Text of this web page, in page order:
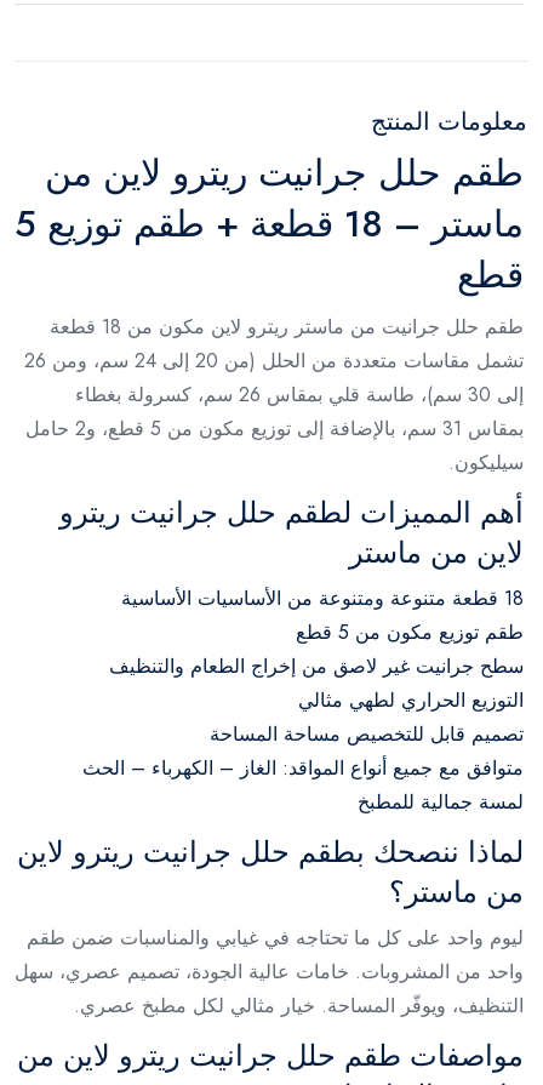
معلومات المنتج
طقم حلل جرانيت ريترو لاين من
ماستر – 18 قطعة + طقم توزيع 5
قطع
طقم حلل جرانيت من ماستر ريترو لاين مكون من 18 قطعة
تشمل مقاسات متعددة من الحلل (من 20 إلى 24 سم، ومن 26
إلى 30 سم)، طاسة قلي بمقاس 26 سم، كسرولة بغطاء
بمقاس 31 سم، بالإضافة إلى توزيع مكون من 5 قطع، و2 حامل
سيليكون.
أهم المميزات لطقم حلل جرانيت ريترو
لاين من ماستر
18 قطعة متنوعة ومتنوعة من الأساسيات الأساسية
طقم توزيع مكون من 5 قطع
سطح جرانيت غير لاصق من إخراج الطعام والتنظيف
التوزيع الحراري لطهي مثالي
تصميم قابل للتخصيص مساحة المساحة
متوافق مع جميع أنواع المواقد: الغاز – الكهرباء – الحث
لمسة جمالية للمطبخ
لماذا ننصحك بطقم حلل جرانيت ريترو لاين
من ماستر؟
ليوم واحد على كل ما تحتاجه في غيابي والمناسبات ضمن طقم
واحد من المشروبات. خامات عالية الجودة، تصميم عصري، سهل
التنظيف، ويوفّر المساحة. خيار مثالي لكل مطبخ عصري.
مواصفات طقم حلل جرانيت ريترو لاين من